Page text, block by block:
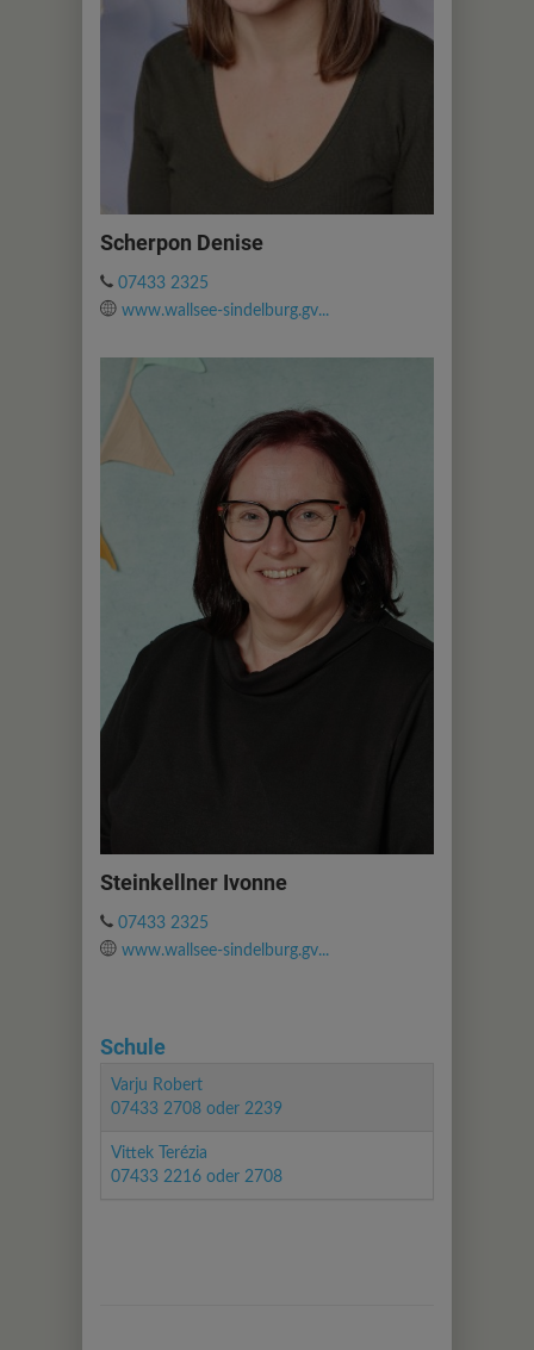
Scherpon Denise
07433 2325
www.wallsee-sindelburg.gv...
Steinkellner Ivonne
07433 2325
www.wallsee-sindelburg.gv...
Schule
Varju Robert
07433 2708 oder 2239
Vittek Terézia
07433 2216 oder 2708